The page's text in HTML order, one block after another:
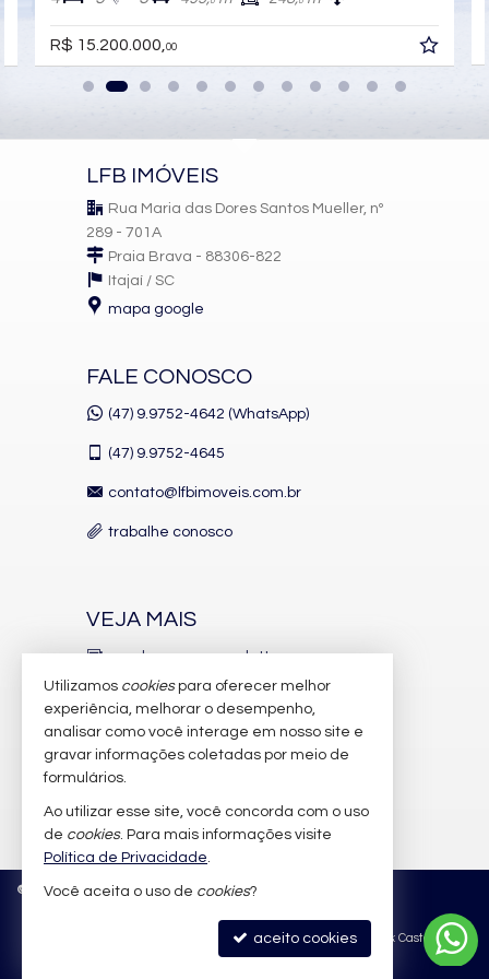
R$ 15.200.000,00
LFB IMÓVEIS
Rua Maria das Dores Santos Mueller, nº
289 - 701A
Praia Brava - 88306-822
Itajaí / SC
mapa google
FALE CONOSCO
(47) 9.9752-4642 (WhatsApp)
(47) 9.9752-4645
contato@lfbimoveis.com.br
trabalhe conosco
VEJA MAIS
receba nosso newsletter
indicadores financeiros
cadastre seu imóvel
imóveis favoritos
mapa de imóveis
© 2026 CRECI/SC 6.388-J Política de Privacidade
Site para imobiliárias: Castel Digital
Utilizamos cookiespara oferecer melhor
experiência, melhorar o desempenho,
analisar como você interage em nosso site e
gravar informações coletadas por meio de
formulários.
Ao utilizar esse site, você concorda com o uso
de cookies. Para mais informações visite
Política de Privacidade.
Você aceita o uso de cookies?
aceito cookies